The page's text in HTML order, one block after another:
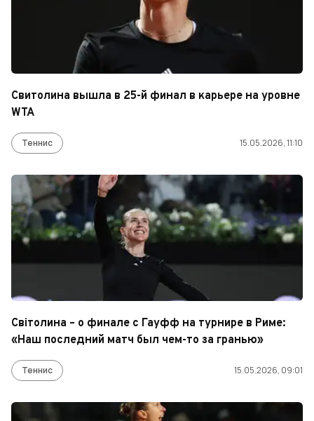
Свитолина вышла в 25-й финал в карьере на уровне
WTA
Теннис 15.05.2026, 11:10
Світолина – о финале с Гауфф на турнире в Риме:
«Наш последний матч был чем-то за гранью»
Теннис 15.05.2026, 09:01